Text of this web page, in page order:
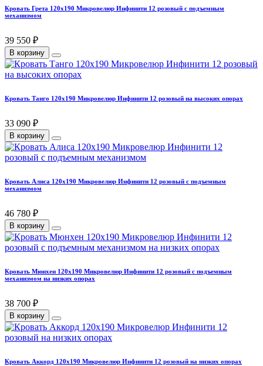
Кровать Грета 120х190 Микровелюр Инфинити 12 розовый с подъемным
механизмом
39 550 ₽
В корзину
Кровать Танго 120х190 Микровелюр Инфинити 12 розовый на высоких опорах
33 090 ₽
В корзину
Кровать Алиса 120х190 Микровелюр Инфинити 12 розовый с подъемным
механизмом
46 780 ₽
В корзину
Кровать Мюнхен 120х190 Микровелюр Инфинити 12 розовый с подъемным
механизмом на низких опорах
38 700 ₽
В корзину
Кровать Аккорд 120х190 Микровелюр Инфинити 12 розовый на низких опорах